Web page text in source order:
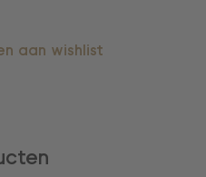
aan wishlist